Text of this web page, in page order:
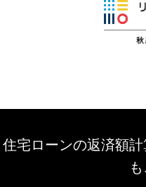
住宅ローンの返済額